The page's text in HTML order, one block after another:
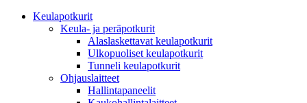
Keulapotkurit
Keula- ja peräpotkurit
Alaslaskettavat keulapotkurit
Ulkopuoliset keulapotkurit
Tunneli keulapotkurit
Ohjauslaitteet
Hallintapaneelit